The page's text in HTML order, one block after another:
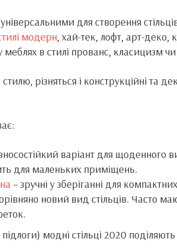
для створення
модерн, хай-тек, лофт, арт-деко,
в стилі прованс, класицизм
різняться і конструкційні та
варіант для щоденного
для маленьких приміщень.
– зручні у зберіганні для
новий вид стільців. Часто
модні стільці 2020